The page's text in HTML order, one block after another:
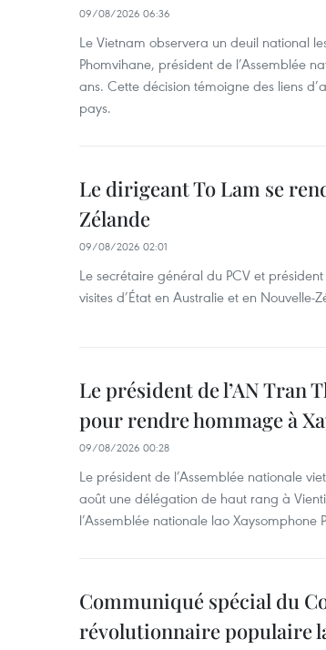
09/08/2026 06:36
Le Vietnam observera un deuil national
Phomvihane, président de l’Assemblée
ans. Cette décision témoigne des liens
pays.
Le dirigeant To Lam se
Zélande
09/08/2026 02:01
Le secrétaire général du PCV et
visites d’État en Australie et en Nouvelle-
Le président de l’AN Tran
pour rendre hommage à
09/08/2026 00:28
Le président de l’Assemblée nationale
août une délégation de haut rang à
l’Assemblée nationale lao Xaysomphone
Communiqué spécial du
révolutionnaire populaire